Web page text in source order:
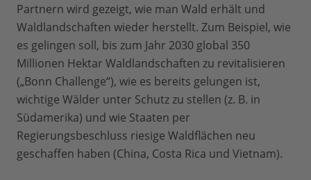
Partnern wird gezeigt, wie man Wald erhält und
Waldlandschaften wieder herstellt. Zum Beispiel, wie
es gelingen soll, bis zum Jahr 2030 global 350
Millionen Hektar Waldlandschaften zu revitalisieren
(„Bonn Challenge“), wie es bereits gelungen ist,
wichtige Wälder unter Schutz zu stellen (z. B. in
Südamerika) und wie Staaten per
Regierungsbeschluss riesige Waldflächen neu
geschaffen haben (China, Costa Rica und Vietnam).